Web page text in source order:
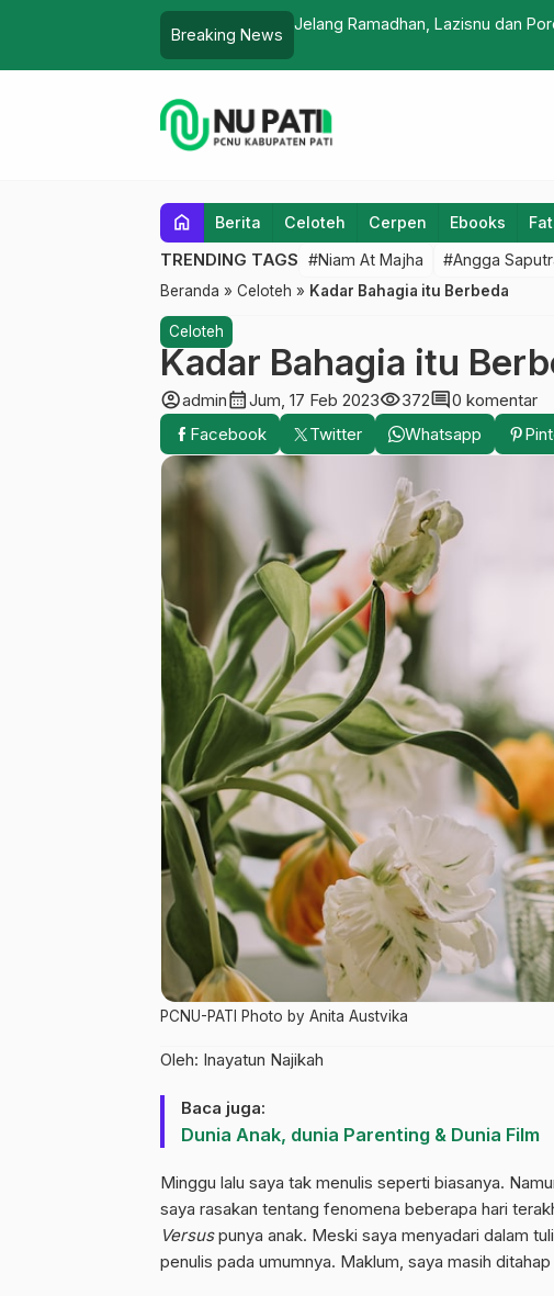
Breaking News
Jelang Ramadhan, Lazisnu dan
home Berita Celoteh Cerpen Ebooks
TRENDING TAGS #Niam At Majha #Angga
Beranda » Celoteh » Kadar Bahagia itu Berbeda
Celoteh
Kadar Bahagia itu
account_circleadmincalendar_monthJum, 17 Feb 2023visibility372comment0 komentar
Facebook
Twitter Whatsapp
PCNU-PATI Photo by Anita Austvika
Oleh: Inayatun Najikah
Baca juga:
Dunia Anak, dunia Parenting & Dunia Film
Minggu lalu saya tak menulis seperti biasanya.
saya rasakan tentang fenomena beberapa hari
Versuspunya anak. Meski saya menyadari dalam
penulis pada umumnya. Maklum, saya masih ditahap